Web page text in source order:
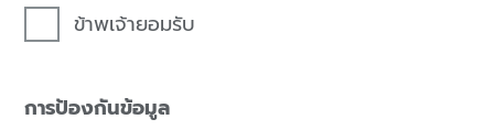
ข้าพเจ้ายอมรับ
การป้องกันข้อมูล